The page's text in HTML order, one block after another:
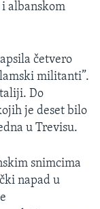
i albanskom
četvero
militanti”.
Do
je deset bilo
u Trevisu.
snimcima
napad u